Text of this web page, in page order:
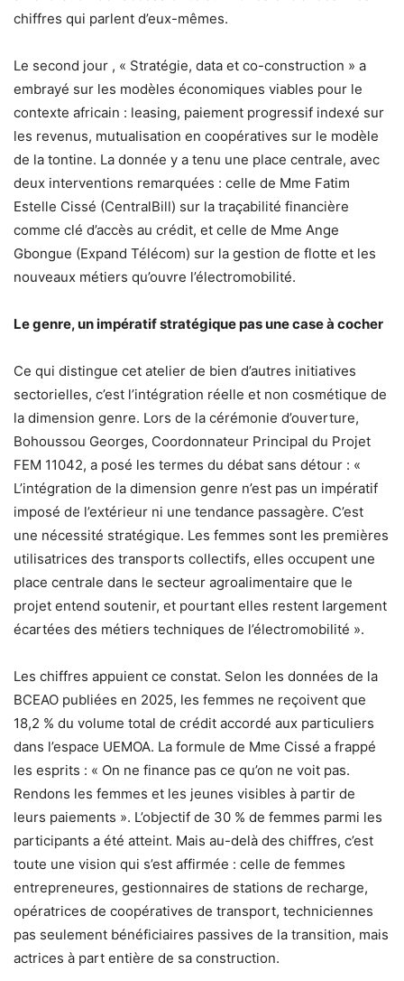
chiffres qui parlent d’eux-mêmes.
Le second jour , « Stratégie, data et co-construction » a
embrayé sur les modèles économiques viables pour le
contexte africain : leasing, paiement progressif indexé sur
les revenus, mutualisation en coopératives sur le modèle
de la tontine. La donnée y a tenu une place centrale, avec
deux interventions remarquées : celle de Mme Fatim
Estelle Cissé (CentralBill) sur la traçabilité financière
comme clé d’accès au crédit, et celle de Mme Ange
Gbongue (Expand Télécom) sur la gestion de flotte et les
nouveaux métiers qu’ouvre l’électromobilité.
Le genre, un impératif stratégique pas une case à cocher
Ce qui distingue cet atelier de bien d’autres initiatives
sectorielles, c’est l’intégration réelle et non cosmétique de
la dimension genre. Lors de la cérémonie d’ouverture,
Bohoussou Georges, Coordonnateur Principal du Projet
FEM 11042, a posé les termes du débat sans détour : «
L’intégration de la dimension genre n’est pas un impératif
imposé de l’extérieur ni une tendance passagère. C’est
une nécessité stratégique. Les femmes sont les premières
utilisatrices des transports collectifs, elles occupent une
place centrale dans le secteur agroalimentaire que le
projet entend soutenir, et pourtant elles restent largement
écartées des métiers techniques de l’électromobilité ».
Les chiffres appuient ce constat. Selon les données de la
BCEAO publiées en 2025, les femmes ne reçoivent que
18,2 % du volume total de crédit accordé aux particuliers
dans l’espace UEMOA. La formule de Mme Cissé a frappé
les esprits : « On ne finance pas ce qu’on ne voit pas.
Rendons les femmes et les jeunes visibles à partir de
leurs paiements ». L’objectif de 30 % de femmes parmi les
participants a été atteint. Mais au-delà des chiffres, c’est
toute une vision qui s’est affirmée : celle de femmes
entrepreneures, gestionnaires de stations de recharge,
opératrices de coopératives de transport, techniciennes
pas seulement bénéficiaires passives de la transition, mais
actrices à part entière de sa construction.